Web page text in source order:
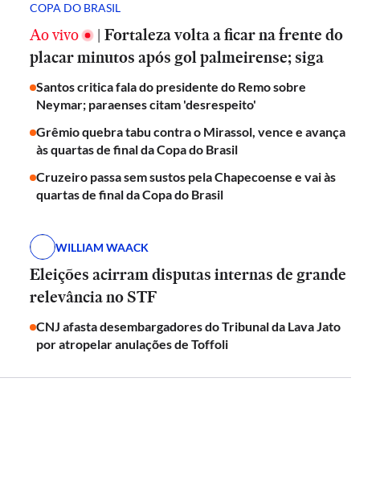
COPA DO BRASIL
Ao vivo | Fortaleza volta a ficar na frente do
placar minutos após gol palmeirense; siga
Santos critica fala do presidente do Remo sobre
Neymar; paraenses citam 'desrespeito'
Grêmio quebra tabu contra o Mirassol, vence e avança
às quartas de final da Copa do Brasil
Cruzeiro passa sem sustos pela Chapecoense e vai às
quartas de final da Copa do Brasil
WILLIAM WAACK
Eleições acirram disputas internas de grande
relevância no STF
CNJ afasta desembargadores do Tribunal da Lava Jato
por atropelar anulações de Toffoli